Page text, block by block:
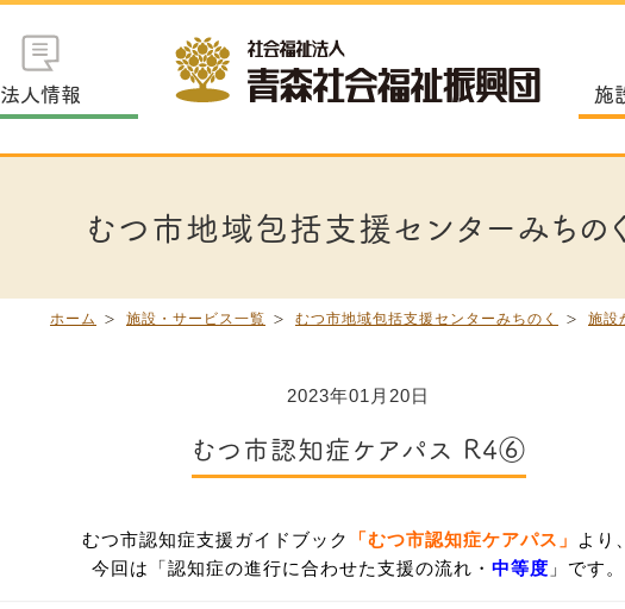
法人情報 施
むつ市地域包括支援センターみちの
ホーム 施設・サービス一覧 むつ市地域包括支援センターみちのく 施設
2023年01月20日
むつ市認知症ケアパス R4⑥
むつ市認知症支援ガイドブック 「むつ市認知症ケアパス」
より
今回は「認知症の進行に合わせた支援の流れ・ 中等度 」です。